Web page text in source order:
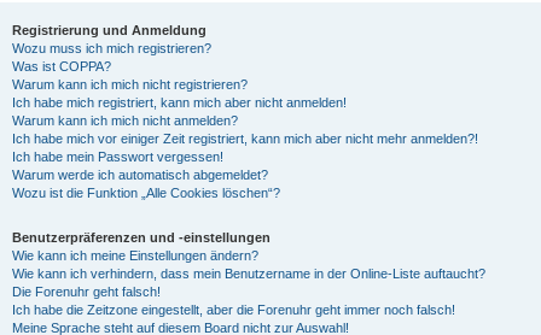
Registrierung und Anmeldung
Wozu muss ich mich registrieren?
Was ist COPPA?
Warum kann ich mich nicht registrieren?
Ich habe mich registriert, kann mich aber nicht anmelden!
Warum kann ich mich nicht anmelden?
Ich habe mich vor einiger Zeit registriert, kann mich aber nicht mehr anmelden?!
Ich habe mein Passwort vergessen!
Warum werde ich automatisch abgemeldet?
Wozu ist die Funktion „Alle Cookies löschen“?
Benutzerpräferenzen und -einstellungen
Wie kann ich meine Einstellungen ändern?
Wie kann ich verhindern, dass mein Benutzername in der Online-Liste auftaucht?
Die Forenuhr geht falsch!
Ich habe die Zeitzone eingestellt, aber die Forenuhr geht immer noch falsch!
Meine Sprache steht auf diesem Board nicht zur Auswahl!